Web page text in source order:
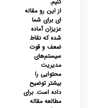
از این رو مقاله
ای برای شما
عزیزان آماده
شده که نقاط
ضعف و قوت
سیستم‌های
مدیریت
محتوایی را
بیشتر توضیح
داده است. برای
مطالعه مقاله